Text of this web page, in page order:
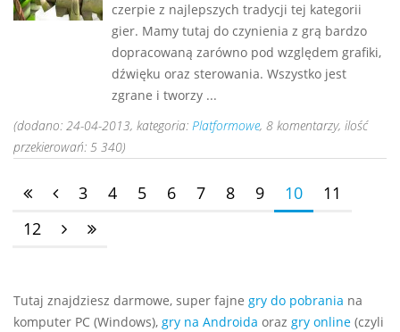
czerpie z najlepszych tradycji tej kategorii
gier. Mamy tutaj do czynienia z grą bardzo
dopracowaną zarówno pod względem grafiki,
dźwięku oraz sterowania. Wszystko jest
zgrane i tworzy ...
(dodano: 24-04-2013, kategoria: Platformowe, 8 komentarzy, ilość
przekierowań: 5 340)
3 4 5 6 7 8 9 10
11
12
Tutaj znajdziesz darmowe, super fajne gry do pobrania na
komputer PC (Windows), gry na Androida oraz gry online (czyli